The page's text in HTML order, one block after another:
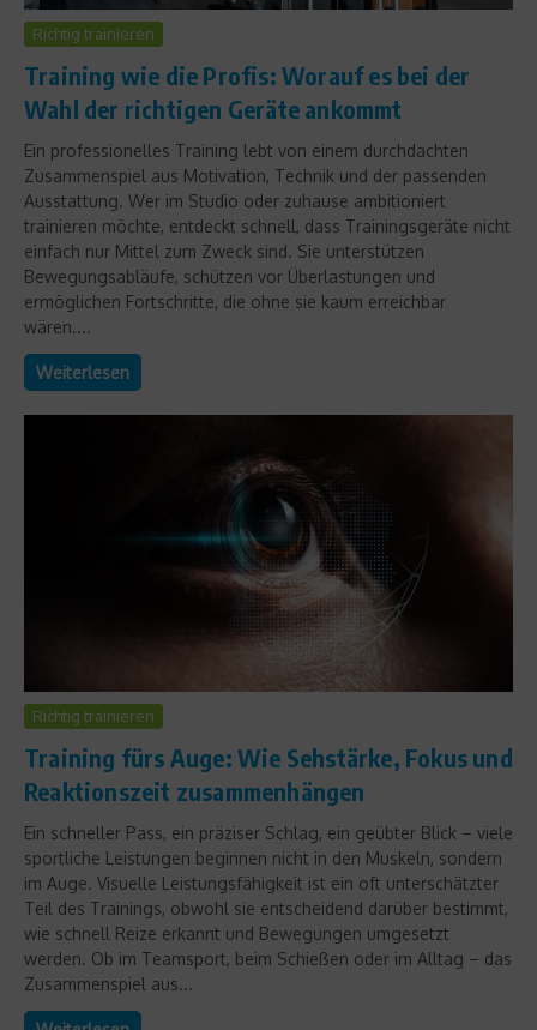
Richtig trainieren
Training wie die Profis: Worauf es bei der
Wahl der richtigen Geräte ankommt
Ein professionelles Training lebt von einem durchdachten
Zusammenspiel aus Motivation, Technik und der passenden
Ausstattung. Wer im Studio oder zuhause ambitioniert
trainieren möchte, entdeckt schnell, dass Trainingsgeräte nicht
einfach nur Mittel zum Zweck sind. Sie unterstützen
Bewegungsabläufe, schützen vor Überlastungen und
ermöglichen Fortschritte, die ohne sie kaum erreichbar
wären....
Weiterlesen
Richtig trainieren
Training fürs Auge: Wie Sehstärke, Fokus und
Reaktionszeit zusammenhängen
Ein schneller Pass, ein präziser Schlag, ein geübter Blick – viele
sportliche Leistungen beginnen nicht in den Muskeln, sondern
im Auge. Visuelle Leistungsfähigkeit ist ein oft unterschätzter
Teil des Trainings, obwohl sie entscheidend darüber bestimmt,
wie schnell Reize erkannt und Bewegungen umgesetzt
werden. Ob im Teamsport, beim Schießen oder im Alltag – das
Zusammenspiel aus...